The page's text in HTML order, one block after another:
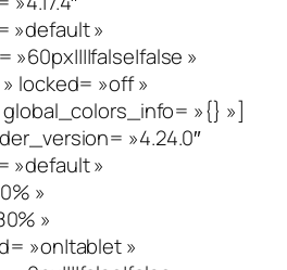
»default »
»60px||||false|false »
locked= »off »
»{} »]
»4.24.0″
»default »
»
»
»on|tablet »